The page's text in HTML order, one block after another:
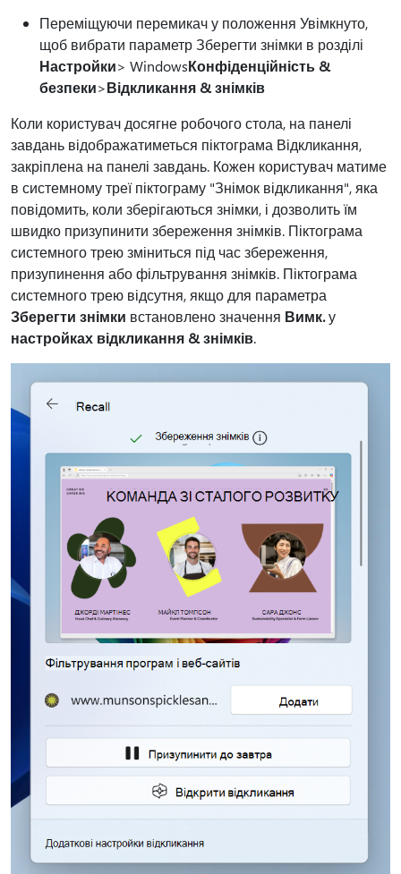
Переміщуючи перемикач у положення Увімкнуто,
щоб вибрати параметр Зберегти знімки в розділі
Настройки> WindowsКонфіденційність &
безпеки>Відкликання & знімків
Коли користувач досягне робочого стола, на панелі
завдань відображатиметься піктограма Відкликання,
закріплена на панелі завдань. Кожен користувач матиме
в системному треї піктограму "Знімок відкликання", яка
повідомить, коли зберігаються знімки, і дозволить їм
швидко призупинити збереження знімків. Піктограма
системного трею зміниться під час збереження,
призупинення або фільтрування знімків. Піктограма
системного трею відсутня, якщо для параметра
Зберегти знімки встановлено значення Вимк.у
настройках відкликання & знімків.